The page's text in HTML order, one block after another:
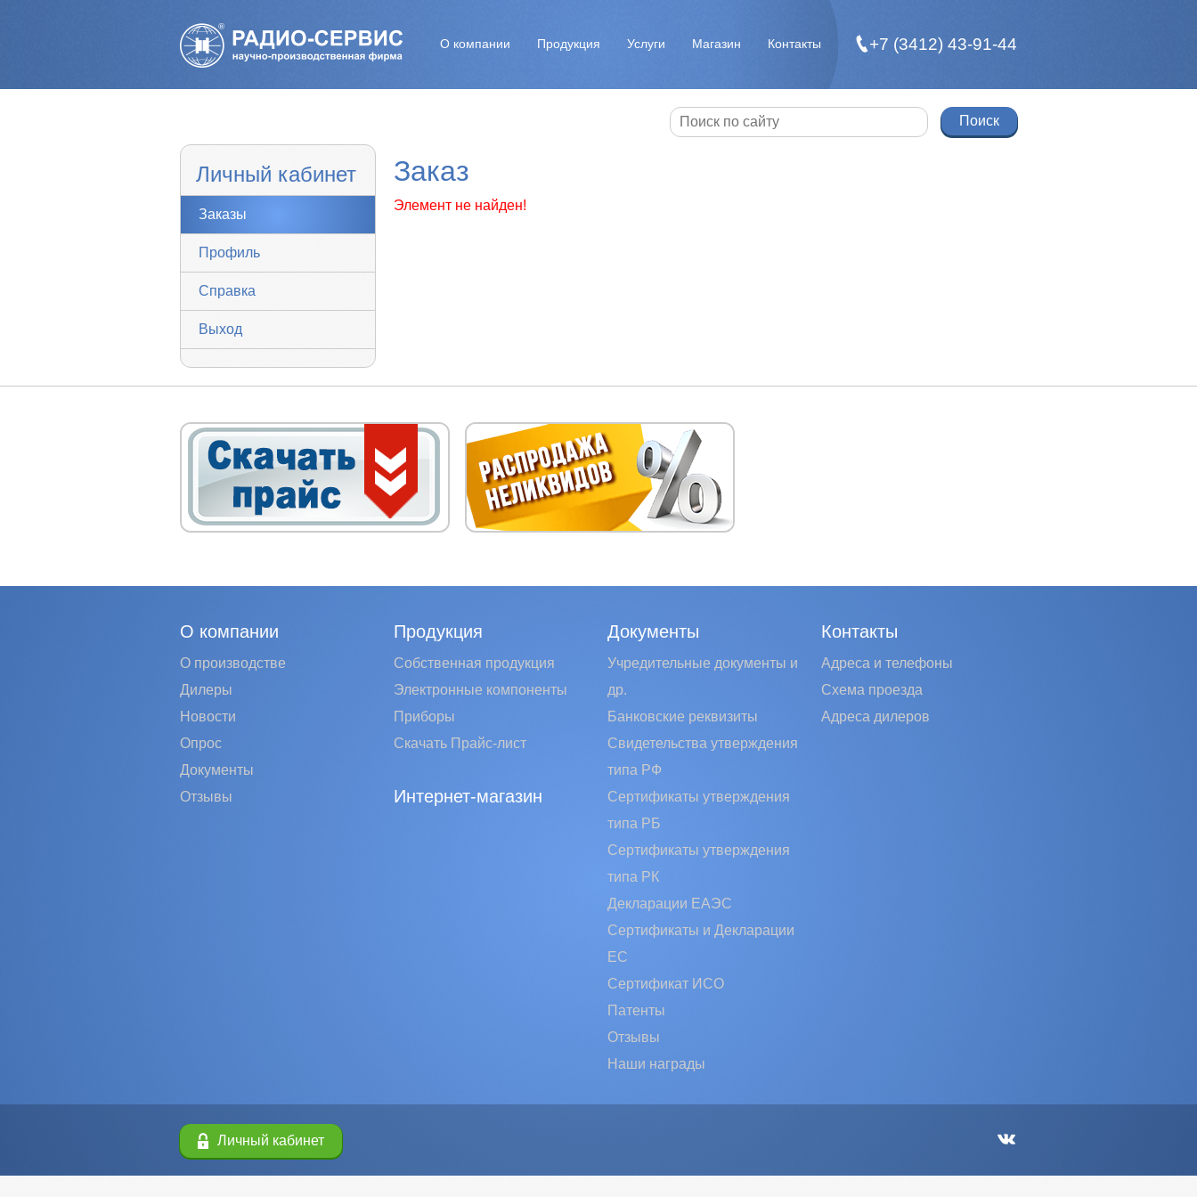
О компании Продукция Услуги Магазин Контакты +7 (3412) 43-91-44
Личный кабинет
Заказы
Профиль
Справка
Выход
Заказ
Элемент не найден!
О компании
О производстве
Дилеры
Новости
Опрос
Документы
Отзывы
Продукция
Собственная продукция
Электронные компоненты
Приборы
Скачать Прайс-лист
Интернет-магазин
Документы
Учредительные документы и
др.
Банковские реквизиты
Свидетельства утверждения
типа РФ
Сертификаты утверждения
типа РБ
Сертификаты утверждения
типа РК
Декларации ЕАЭС
Сертификаты и Декларации
EC
Сертификат ИСО
Патенты
Отзывы
Наши награды
Контакты
Адреса и телефоны
Схема проезда
Адреса дилеров
Личный кабинет